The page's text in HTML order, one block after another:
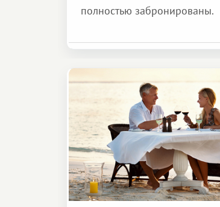
полностью забронированы.